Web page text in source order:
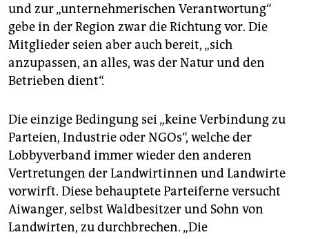
und zur „unternehmerischen Verantwortung“
gebe in der Region zwar die Richtung vor. Die
Mitglieder seien aber auch bereit, „sich
anzupassen, an alles, was der Natur und den
Betrieben dient“.
Die einzige Bedingung sei „keine Verbindung zu
Parteien, Industrie oder NGOs“, welche der
Lobbyverband immer wieder den anderen
Vertretungen der Landwirtinnen und Landwirte
vorwirft. Diese behauptete Parteiferne versucht
Aiwanger, selbst Waldbesitzer und Sohn von
Landwirten, zu durchbrechen. „Die